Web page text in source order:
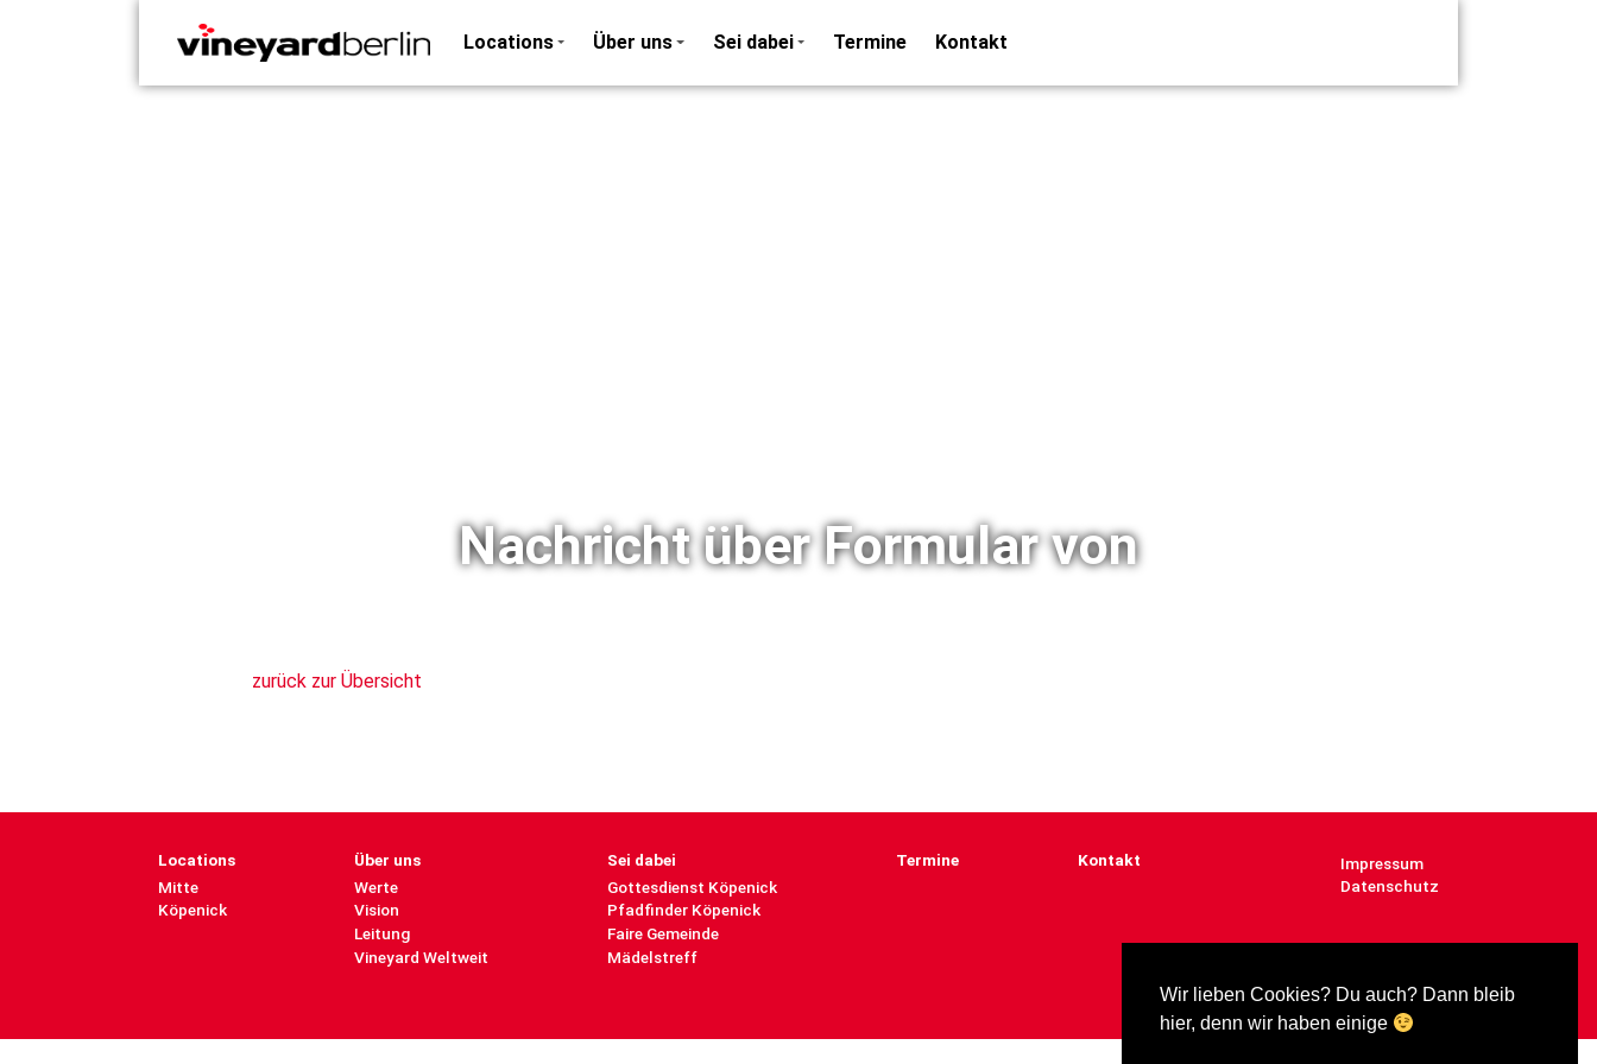
Wir lieben Cookies? Du auch? Dann bleib
hier, denn wir haben einige
Locations Über uns Sei dabei Termine Kontakt
Nachricht über Formular von
zurück zur Übersicht
Locations
Mitte
Köpenick
Über uns
Werte
Vision
Leitung
Vineyard Weltweit
Sei dabei
Gottesdienst Köpenick
Pfadfinder Köpenick
Faire Gemeinde
Mädelstreff
Termine Kontakt
Impressum
Datenschutz